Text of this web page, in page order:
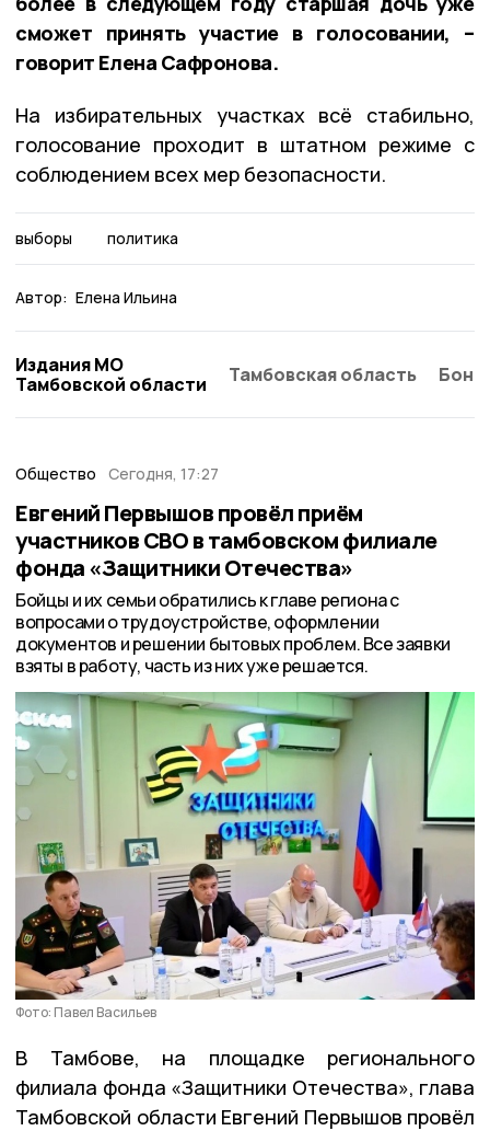
сможет принять участие в голосовании, –
говорит Елена Сафронова.
На избирательных участках всё стабильно,
голосование проходит в штатном режиме с
соблюдением всех мер безопасности.
выборы политика
Автор: Елена Ильина
Издания МО
Тамбовской области
Тамбовская область
Общество Сегодня, 17:27
Евгений Первышов провёл приём
участников СВО в тамбовском филиале
фонда «Защитники Отечества»
Бойцы и их семьи обратились к главе региона с
вопросами о трудоустройстве, оформлении
документов и решении бытовых проблем. Все заявки
взяты в работу, часть из них уже решается.
Фото: Павел Васильев
В Тамбове, на площадке регионального
филиала фонда «Защитники Отечества», глава
Тамбовской области Евгений Первышов провёл